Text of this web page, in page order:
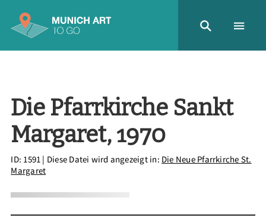
Die Pfarrkirche Sankt
Margaret, 1970
ID: 1591 | Diese Datei wird angezeigt in: Die Neue Pfarrkirche St.
Margaret